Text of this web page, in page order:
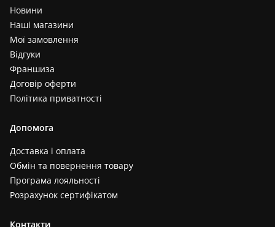
Новини
Наші магазини
Мої замовлення
Відгуки
Франшиза
Договір оферти
Політика приватності
Допомога
Доставка і оплата
Обмін та повернення товару
Програма лояльності
Розрахунок сертифікатом
Контакти